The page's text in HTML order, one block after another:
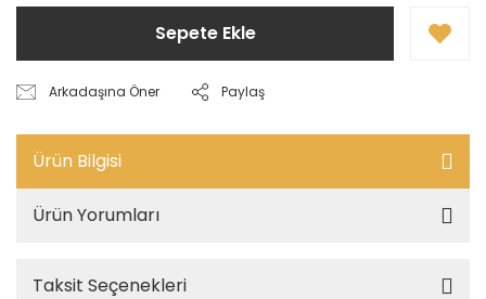
Sepete Ekle
Arkadaşına Öner Paylaş
Ürün Bilgisi
Ürün Yorumları
Taksit Seçenekleri